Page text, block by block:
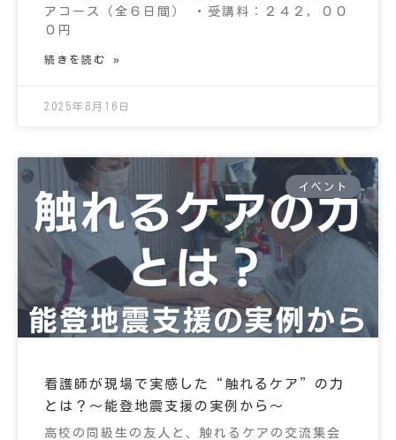
アコース（全６日間） ・受講料：２４２，００
０円
続きを読む »
2025年8月16日
イベント
看護師が現場で実感した“触れるケア”の力
とは？～能登地震支援の実例から～
高校の同級生の友人と、触れるケアの交流集会